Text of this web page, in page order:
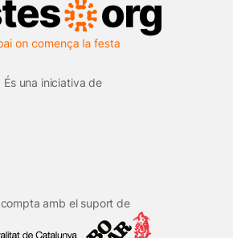
És una iniciativa de
amb el suport de